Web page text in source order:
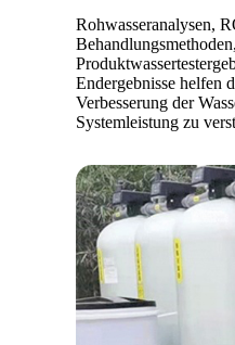
Rohwasseranalysen,
Behandlungsmethoden,
Endergebnisse helfen
Verbesserung der
Systemleistung zu